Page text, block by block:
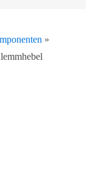
Kundenlösungen
»